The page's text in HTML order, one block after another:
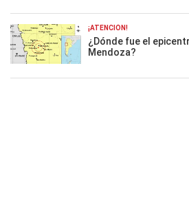
¡ATENCIÓN!
¿Dónde fue el
Mendoza?